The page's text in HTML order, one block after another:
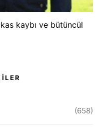
kaybı ve bütüncül
(658)